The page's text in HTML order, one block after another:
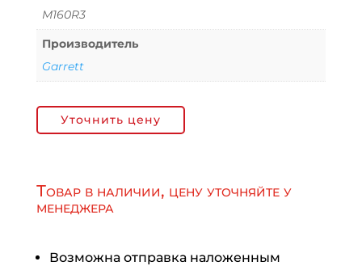
M160R3
Производитель
Garrett
Уточнить цену
Товар в наличии, цену уточняйте у
менеджера
Возможна отправка наложенным